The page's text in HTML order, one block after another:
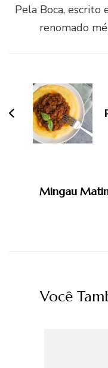
Pela Boca, escrito
renomado
post
Mingau
Você